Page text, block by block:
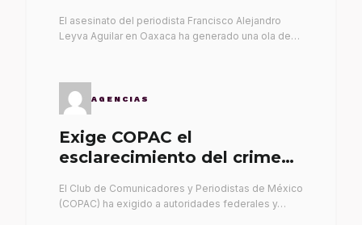
El asesinato del periodista Francisco Alejandro
Leyva Aguilar en Oaxaca ha generado una ola de…
AGENCIAS
Exige COPAC el
esclarecimiento del crimen
El Club de Comunicadores y Periodistas de México
(COPAC) ha exigido a autoridades federales y…